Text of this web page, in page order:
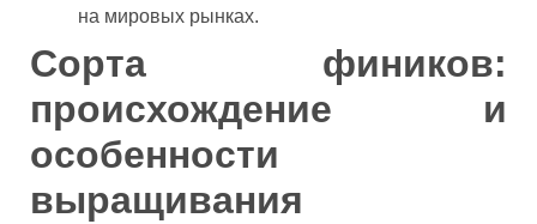
на мировых рынках.
Сорта фиников:
происхождение и
особенности
выращивания